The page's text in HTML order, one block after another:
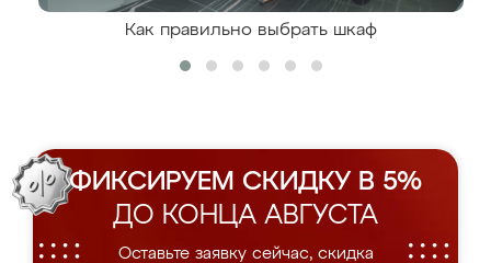
Как правильно выбрать шкаф
ФИКСИРУЕМ СКИДКУ В 5%
ДО КОНЦА АВГУСТА
Оставьте заявку сейчас, скидка